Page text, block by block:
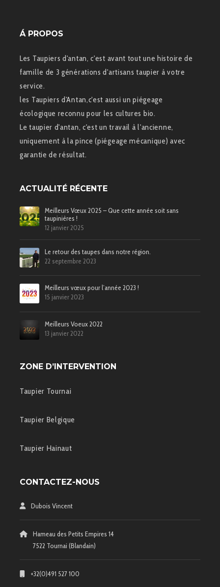
Á PROPOS
Les Taupiers d'antan, c'est avant tout une histoire de
famille de 3 générations d'artisans taupier à votre
service.
les Taupiers d'Antan,c'est aussi un piégeage
écologique reconnu pour les cultures bio.
Le taupier d'antan, c'est un travail à l'ancienne,
uniquement à la pince (piégeage mécanique) avec
garantie de résultat.
ACTUALITÉ RÉCENTE
Meilleurs Vœux 2025 – Que cette année soit sans
taupinières !
12 janvier 2025
Le retour des taupes dans notre région.
22 septembre 2023
Meilleurs vœux pour l’année 2023 !
15 janvier 2023
Meilleurs Voeux 2022
13 janvier 2022
ZONE D’INTERVENTION
Taupier Tournai
Taupier Belgique
Taupier Hainaut
CONTACTEZ-NOUS
Dubois Vincent
Hameau des Petits Empires 14
7522 Tournai (Blandain)
+32(0)491 527 100